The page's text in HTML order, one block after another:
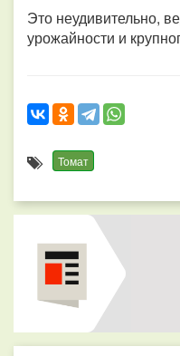
Это неудивительно,
урожайности и
Томат